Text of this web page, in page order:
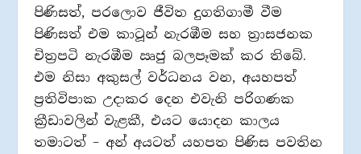
පිණිසත්, පරලොව ජීවිත දුගතිගාමී වීම
පිණිසත් එම කාටූන් නැරඹීම සහ ත්‍රාසජනක
චිත්‍රපටි නැරඹීම ඍජු බලපෑමක් කර තිබේ.
එම නිසා අකුසල් වර්ධනය වන, අයහපත්
ප්‍රතිවිපාක උදාකර දෙන එවැනි පරිගණක
ක්‍රීඩාවලින් වැළකී, එයට යොදන කාලය
තමාටත් – අන් අයටත් යහපත පිණිස පවතින